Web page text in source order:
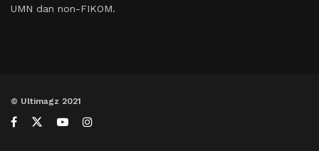
UMN dan non-FIKOM.
© Ultimagz 2021